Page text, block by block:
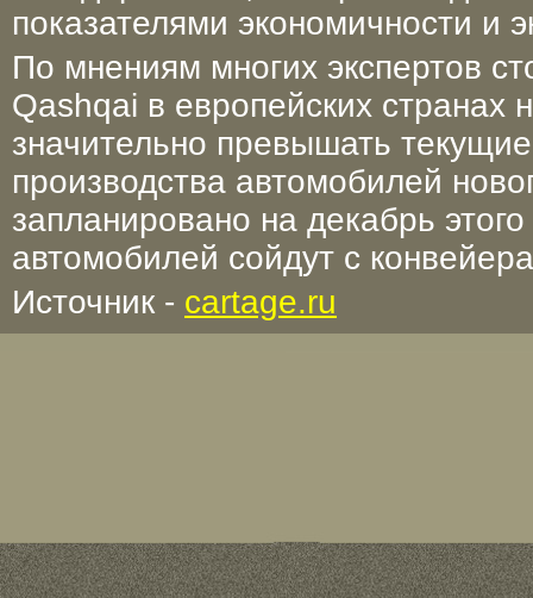
показателями экономичности и
По мнениям многих экспертов
Qashqai в европейских странах
значительно превышать
производства автомобилей
запланировано на декабрь
автомобилей сойдут с
Источник - cartage.ru